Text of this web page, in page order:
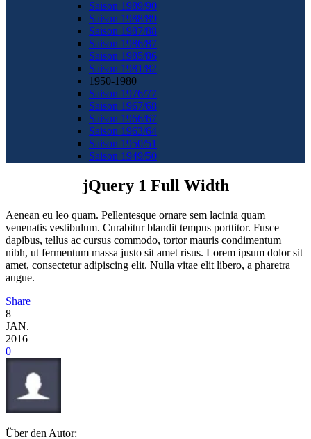
Saison 1989/90
Saison 1988/89
Saison 1987/88
Saison 1986/87
Saison 1985/86
Saison 1981/82
1950-1980
Saison 1976/77
Saison 1967/68
Saison 1966/67
Saison 1963/64
Saison 1950/51
Saison 1949/50
jQuery 1 Full Width
Aenean eu leo quam. Pellentesque ornare sem lacinia quam
venenatis vestibulum. Curabitur blandit tempus porttitor. Fusce
dapibus, tellus ac cursus commodo, tortor mauris condimentum
nibh, ut fermentum massa justo sit amet risus. Lorem ipsum dolor sit
amet, consectetur adipiscing elit. Nulla vitae elit libero, a pharetra
augue.
Share
8
JAN.
2016
0
Über den Autor: